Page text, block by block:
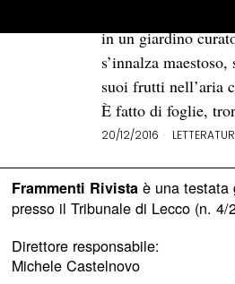
in un giardino
s’innalza
suoi frutti nell’aria
È fatto di foglie,
20/12/2016
Frammenti Rivistaè una testata
presso il Tribunale di Lecco (n. 4/
Direttore responsabile:
Michele Castelnovo